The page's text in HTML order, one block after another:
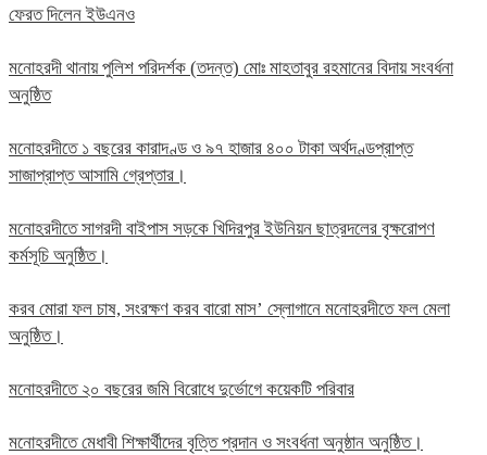
ফেরত দিলেন ইউএনও
মনোহরদী থানায় পুলিশ পরিদর্শক (তদন্ত) মোঃ মাহতাবুর রহমানের বিদায় সংবর্ধনা
অনুষ্ঠিত
মনোহরদীতে ১ বছরের কারাদণ্ড ও ৯৭ হাজার ৪০০ টাকা অর্থদণ্ডপ্রাপ্ত
সাজাপ্রাপ্ত আসামি গ্রেপ্তার।
মনোহরদীতে সাগরদী বাইপাস সড়কে খিদিরপুর ইউনিয়ন ছাত্রদলের বৃক্ষরোপণ
কর্মসূচি অনুষ্ঠিত।
করব মোরা ফল চাষ, সংরক্ষণ করব বারো মাস’ স্লোগানে মনোহরদীতে ফল মেলা
অনুষ্ঠিত।
মনোহরদীতে ২০ বছরের জমি বিরোধে দুর্ভোগে কয়েকটি পরিবার
মনোহরদীতে মেধাবী শিক্ষার্থীদের বৃত্তি প্রদান ও সংবর্ধনা অনুষ্ঠান অনুষ্ঠিত।